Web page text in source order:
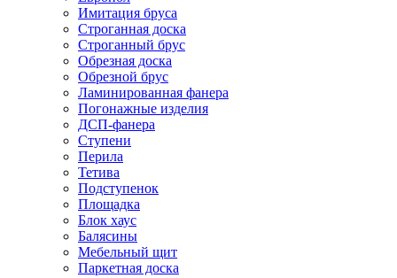
Имитация бруса
Строганная доска
Строганный брус
Обрезная доска
Обрезной брус
Ламинированная фанера
Погонажные изделия
ДСП-фанера
Ступени
Перила
Тетива
Подступенок
Площадка
Блок хаус
Балясины
Мебельный щит
Паркетная доска